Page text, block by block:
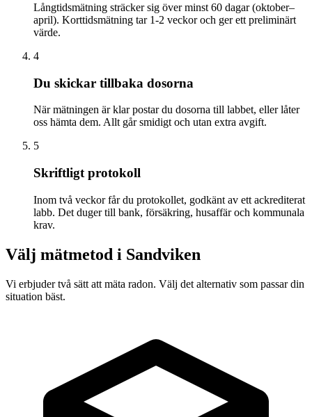
Långtidsmätning sträcker sig över minst 60 dagar (oktober–
april). Korttidsmätning tar 1-2 veckor och ger ett preliminärt
värde.
4
Du skickar tillbaka dosorna
När mätningen är klar postar du dosorna till labbet, eller låter
oss hämta dem. Allt går smidigt och utan extra avgift.
5
Skriftligt protokoll
Inom två veckor får du protokollet, godkänt av ett ackrediterat
labb. Det duger till bank, försäkring, husaffär och kommunala
krav.
Välj mätmetod i Sandviken
Vi erbjuder två sätt att mäta radon. Välj det alternativ som passar din
situation bäst.